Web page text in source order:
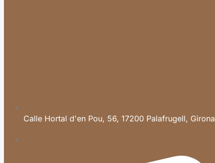
Calle Hortal d'en Pou, 56, 17200 Palafrugell, Girona